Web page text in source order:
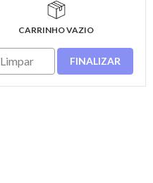
CARRINHO VAZIO
Limpar FINALIZAR